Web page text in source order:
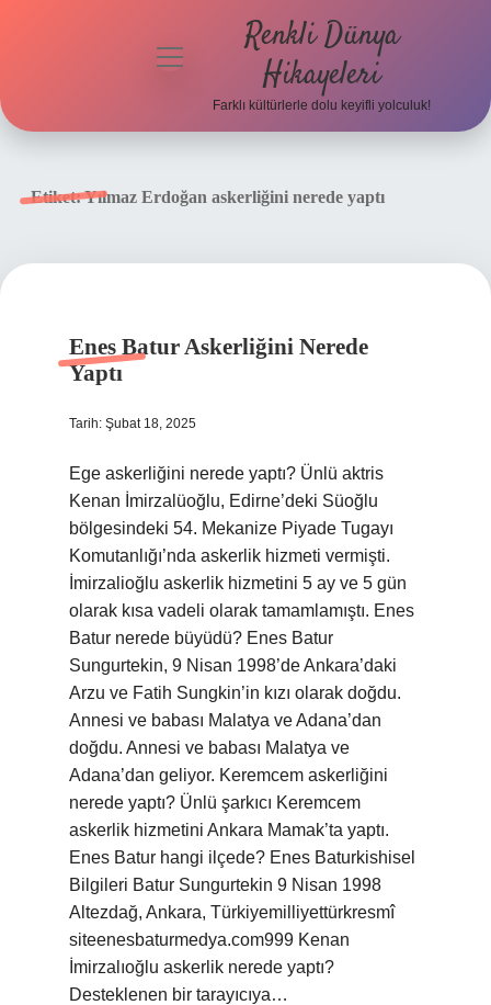
Politikası
menüyü
Renkli Dünya
Hikayeleri
Farklı kültürlerle dolu keyifli yolculuk!
Etiket:Yılmaz Erdoğan askerliğini nerede yaptı
Enes Batur Askerliğini Nerede
Yaptı
Tarih: Şubat 18, 2025
Ege askerliğini nerede yaptı? Ünlü aktris
Kenan İmirzalüoğlu, Edirne’deki Süoğlu
bölgesindeki 54. Mekanize Piyade Tugayı
Komutanlığı’nda askerlik hizmeti vermişti.
İmirzalioğlu askerlik hizmetini 5 ay ve 5 gün
olarak kısa vadeli olarak tamamlamıştı. Enes
Batur nerede büyüdü? Enes Batur
Sungurtekin, 9 Nisan 1998’de Ankara’daki
Arzu ve Fatih Sungkin’in kızı olarak doğdu.
Annesi ve babası Malatya ve Adana’dan
doğdu. Annesi ve babası Malatya ve
Adana’dan geliyor. Keremcem askerliğini
nerede yaptı? Ünlü şarkıcı Keremcem
askerlik hizmetini Ankara Mamak’ta yaptı.
Enes Batur hangi ilçede? Enes Baturkishisel
Bilgileri Batur Sungurtekin 9 Nisan 1998
Altezdağ, Ankara, Türkiyemilliyettürkresmî
siteenesbaturmedya.com999 Kenan
İmirzalıoğlu askerlik nerede yaptı?
Desteklenen bir tarayıcıya…